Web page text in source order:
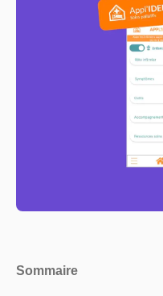
Sommaire